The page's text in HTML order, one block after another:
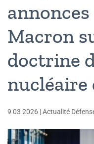
Macron
doctrine
nucléaire
9 03 2026 |Actualité